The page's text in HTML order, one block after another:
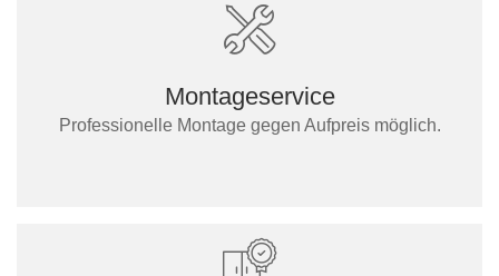
Montageservice
Professionelle Montage gegen Aufpreis möglich.